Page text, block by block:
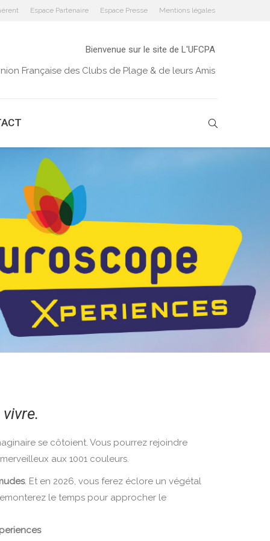
Espace Partenaire Espace Presse Mentions légales
Bienvenue sur le site de L'UFCPA
Française des Clubs de Plage & de leurs Amis
se côtoient. Vous pourrez rejoindre
aux 1001 couleurs.
. Et en 2026, vous ferez éclore un végétal
le temps pour approcher le